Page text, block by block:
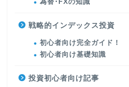
為替･FXの知識
戦略的インデックス投資
初心者向け完全ガイド！
初心者向け基礎知識
投資初心者向け記事